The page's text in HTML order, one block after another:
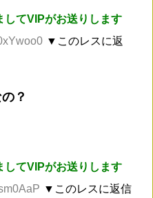
してVIPがお送りします
▼このレスに返
？
してVIPがお送りします
▼このレスに返信